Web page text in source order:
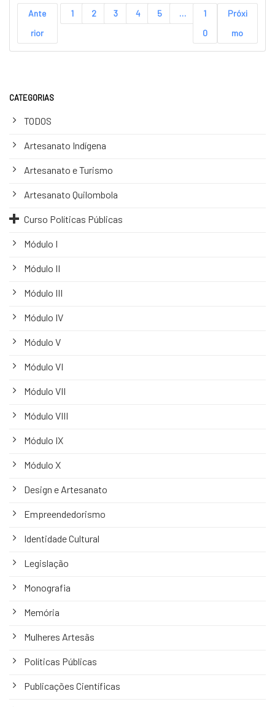
Ante
rior
1 2 3 4 5 …
1
0
Próxi
mo
CATEGORIAS
TODOS
Artesanato Indígena
Artesanato e Turismo
Artesanato Quilombola
Curso Políticas Públicas
Módulo I
Módulo II
Módulo III
Módulo IV
Módulo V
Módulo VI
Módulo VII
Módulo VIII
Módulo IX
Módulo X
Design e Artesanato
Empreendedorismo
Identidade Cultural
Legislação
Monografia
Memória
Mulheres Artesãs
Políticas Públicas
Publicações Científicas